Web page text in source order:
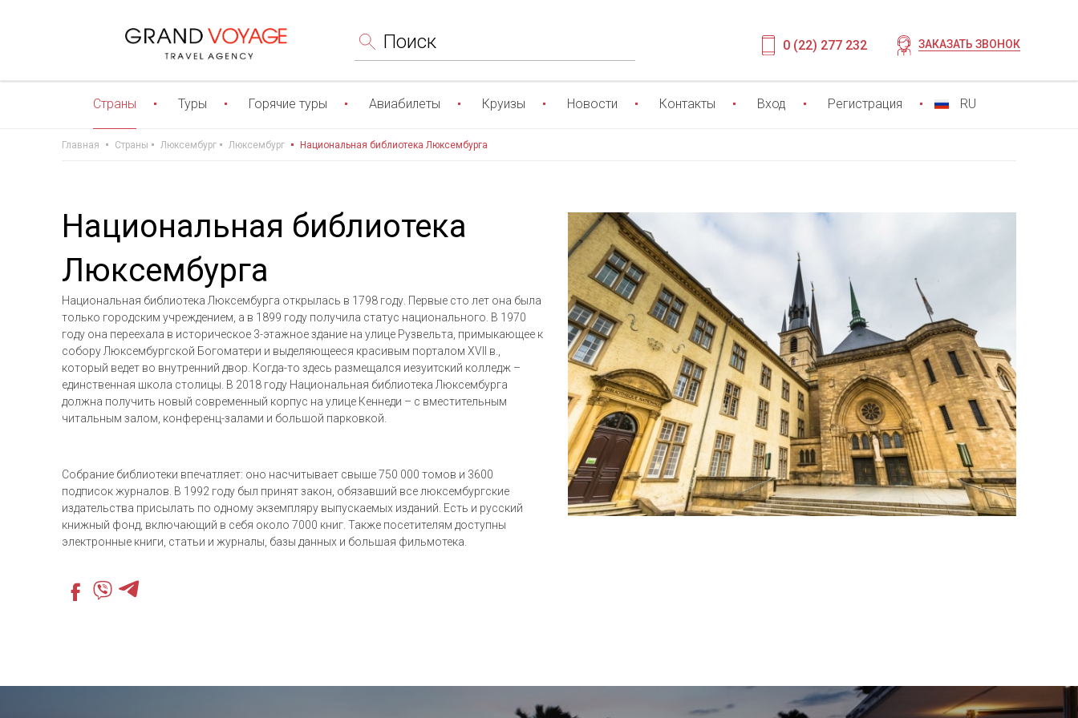
Поиск 0 (22) 277 232 ЗАКАЗАТЬ ЗВОНОК
Страны Туры Горячие туры Авиабилеты Круизы Новости Контакты Вход Регистрация RU
Главная Страны Люксембург Люксембург Национальная библиотека Люксембурга
Национальная библиотека
Люксембурга
Национальная библиотека Люксембурга открылась в 1798 году. Первые сто лет она была
только городским учреждением, а в 1899 году получила статус национального. В 1970
году она переехала в историческое 3-этажное здание на улице Рузвельта, примыкающее к
собору Люксембургской Богоматери и выделяющееся красивым порталом XVII в.,
который ведет во внутренний двор. Когда-то здесь размещался иезуитский колледж –
единственная школа столицы. В 2018 году Национальная библиотека Люксембурга
должна получить новый современный корпус на улице Кеннеди – с вместительным
читальным залом, конференц-залами и большой парковкой.
Собрание библиотеки впечатляет: оно насчитывает свыше 750 000 томов и 3600
подписок журналов. В 1992 году был принят закон, обязавший все люксембургские
издательства присылать по одному экземпляру выпускаемых изданий. Есть и русский
книжный фонд, включающий в себя около 7000 книг. Также посетителям доступны
электронные книги, статьи и журналы, базы данных и большая фильмотека.